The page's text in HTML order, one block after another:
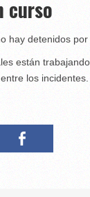
curso
hay detenidos
están
los incidentes.